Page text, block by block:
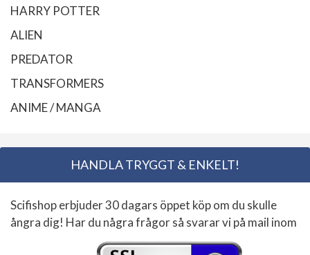
HARRY POTTER
ALIEN
PREDATOR
TRANSFORMERS
ANIME / MANGA
HANDLA TRYGGT & ENKELT!
Scifishop erbjuder 30 dagars öppet köp om du skulle
ångra dig! Har du några frågor så svarar vi på mail inom